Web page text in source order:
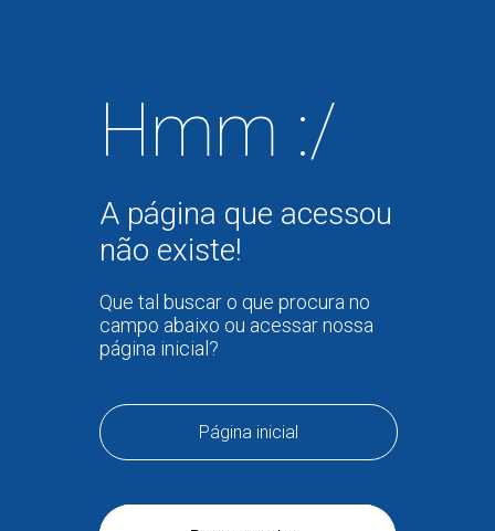
Hmm :/
A página que acessou
não existe!
Que tal buscar o que procura no
campo abaixo ou acessar nossa
página inicial?
Página inicial